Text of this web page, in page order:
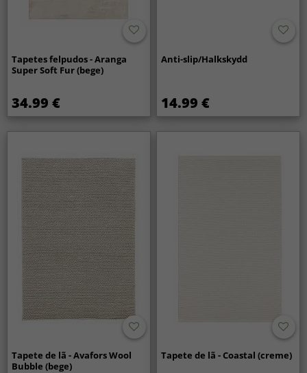
Tapetes felpudos - Aranga
Super Soft Fur (bege)
34.99 €
Anti-slip/Halkskydd
14.99 €
Tapete de lã - Avafors Wool
Bubble (bege)
Tapete de lã - Coastal (creme)